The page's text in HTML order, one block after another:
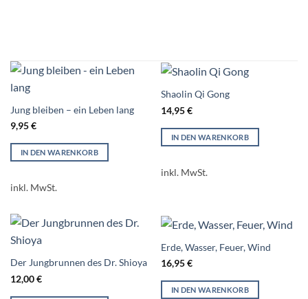
Jung bleiben – ein Leben lang
9,95€
IN DEN WARENKORB
inkl. MwSt.
Shaolin Qi Gong
14,95€
IN DEN WARENKORB
inkl. MwSt.
Der Jungbrunnen des Dr. Shioya
12,00€
Erde, Wasser, Feuer, Wind
16,95€
IN DEN WARENKORB